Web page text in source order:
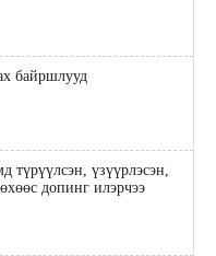
байршлууд
түрүүлсэн, үзүүрлэсэн,
допинг илэрчээ